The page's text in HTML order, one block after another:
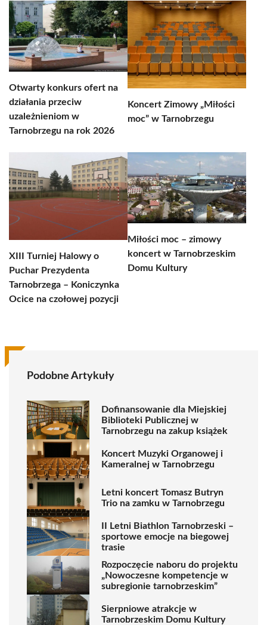
Otwarty konkurs ofert na
działania przeciw
uzależnieniom w
Tarnobrzegu na rok 2026
Koncert Zimowy „Miłości
moc” w Tarnobrzegu
XIII Turniej Halowy o
Puchar Prezydenta
Tarnobrzega – Koniczynka
Ocice na czołowej pozycji
Miłości moc – zimowy
koncert w Tarnobrzeskim
Domu Kultury
Podobne Artykuły
Dofinansowanie dla Miejskiej
Biblioteki Publicznej w
Tarnobrzegu na zakup książek
Koncert Muzyki Organowej i
Kameralnej w Tarnobrzegu
Letni koncert Tomasz Butryn
Trio na zamku w Tarnobrzegu
II Letni Biathlon Tarnobrzeski –
sportowe emocje na biegowej
trasie
Rozpoczęcie naboru do projektu
„Nowoczesne kompetencje w
subregionie tarnobrzeskim”
Sierpniowe atrakcje w
Tarnobrzeskim Domu Kultury